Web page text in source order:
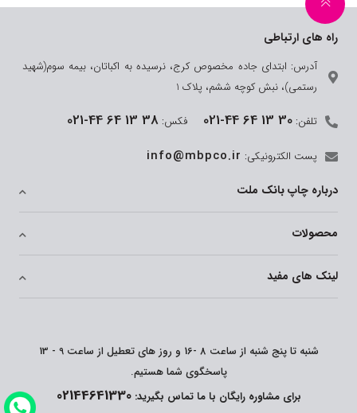
راه های ارتباطی
آدرس: ابتدای جاده مخصوص کرج، نرسیده به اکباتان، بیمه سوم(شهید
رستمی)، نبش کوچه ششم، پلاک 1
تلفن: 021-44 64 13 30 فکس: 021-44 64 13 38
پست الکترونیکی: info@mbpco.ir
درباره چاپ بانک ملت
محصولات
لینک های مفید
شنبه تا پنج شنبه از ساعت 8 -16 و روز های تعطیل از ساعت 9 - 13
پاسخگوی شما هستیم.
برای مشاوره رایگان با ما تماس بگیرید:02144641330